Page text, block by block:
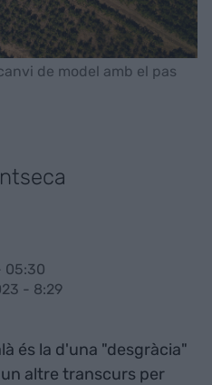
de model amb el pas
05:30
- 8:29
és la d'una "desgràcia"
altre transcurs per